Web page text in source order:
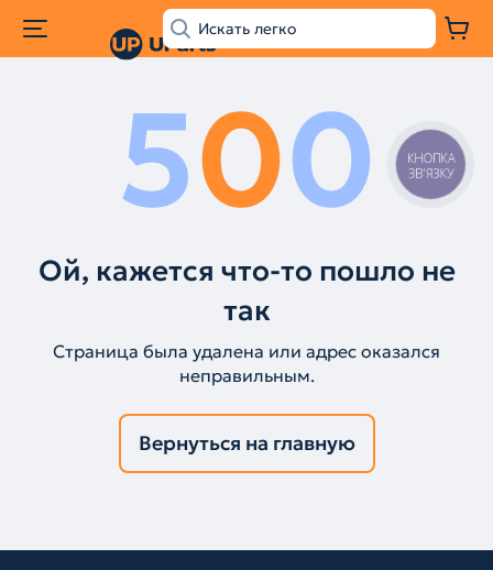
500
Ой, кажется что-то пошло не
так
Страница была удалена или адрес оказался
неправильным.
Вернуться на главную
КНОПКА
ЗВ'ЯЗКУ